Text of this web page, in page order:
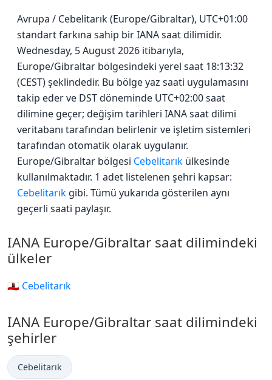
Avrupa / Cebelitarık (Europe/Gibraltar), UTC+01:00
standart farkına sahip bir IANA saat dilimidir.
Wednesday, 5 August 2026 itibarıyla,
Europe/Gibraltar bölgesindeki yerel saat 18:13:32
(CEST) şeklindedir. Bu bölge yaz saati uygulamasını
takip eder ve DST döneminde UTC+02:00 saat
dilimine geçer; değişim tarihleri IANA saat dilimi
veritabanı tarafından belirlenir ve işletim sistemleri
tarafından otomatik olarak uygulanır.
Europe/Gibraltar bölgesi Cebelitarık ülkesinde
kullanılmaktadır. 1 adet listelenen şehri kapsar:
Cebelitarık gibi. Tümü yukarıda gösterilen aynı
geçerli saati paylaşır.
IANA Europe/Gibraltar saat dilimindeki
ülkeler
🇬🇮 Cebelitarık
IANA Europe/Gibraltar saat dilimindeki
şehirler
Cebelitarık